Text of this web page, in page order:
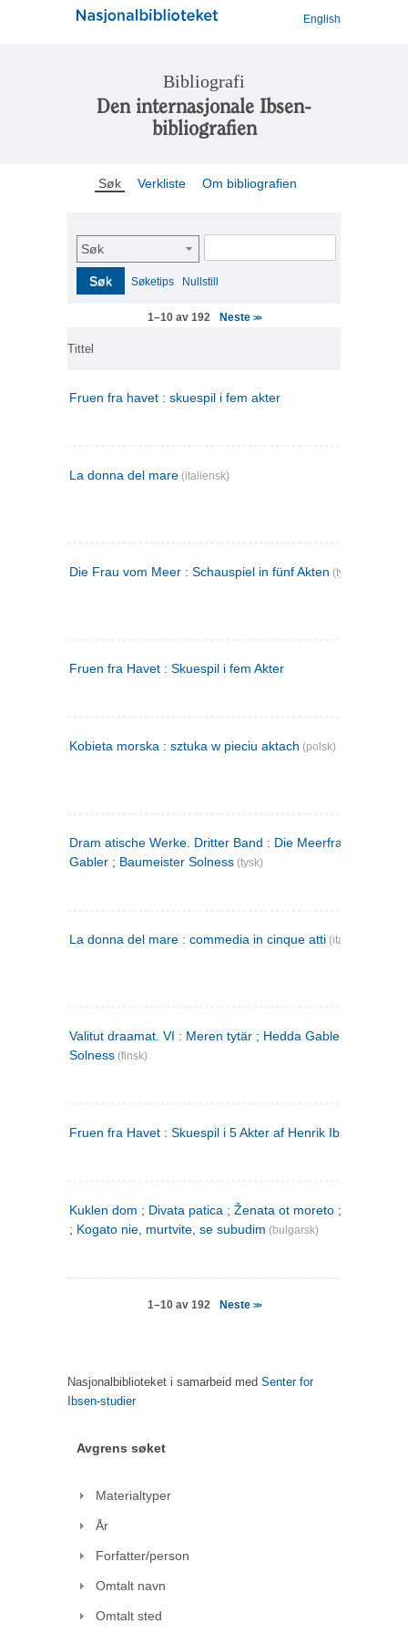
English
Bibliografi
Den internasjonale Ibsen-
bibliografien
Søk Verkliste Om bibliografien
Søk
Søk Søketips Nullstill
1–10 av 192 Neste >>
Tittel
Fruen fra havet : skuespil i fem akter
La donna del mare (italiensk)
Die Frau vom Meer : Schauspiel in fünf Akten (tysk)
Fruen fra Havet : Skuespil i fem Akter
Kobieta morska : sztuka w pieciu aktach (polsk)
Dram atische Werke. Dritter Band : Die Meerfrau ; Hedda
Gabler ; Baumeister Solness (tysk)
La donna del mare : commedia in cinque atti (italiensk)
Valitut draamat. VI : Meren tytär ; Hedda Gabler ;
Solness (finsk)
Fruen fra Havet : Skuespil i 5 Akter af Henrik Ibsen
Kuklen dom ; Divata patica ; Ženata ot moreto ; Malkijat
; Kogato nie, murtvite, se subudim (bulgarsk)
1–10 av 192 Neste >>
Nasjonalbiblioteket i samarbeid med Senter for
Ibsen-studier
Avgrens søket
Materialtyper
År
Forfatter/person
Omtalt navn
Omtalt sted